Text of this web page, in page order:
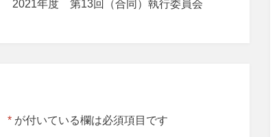
2021年度 第13回（合同）執行委員会
* が付いている欄は必須項目です